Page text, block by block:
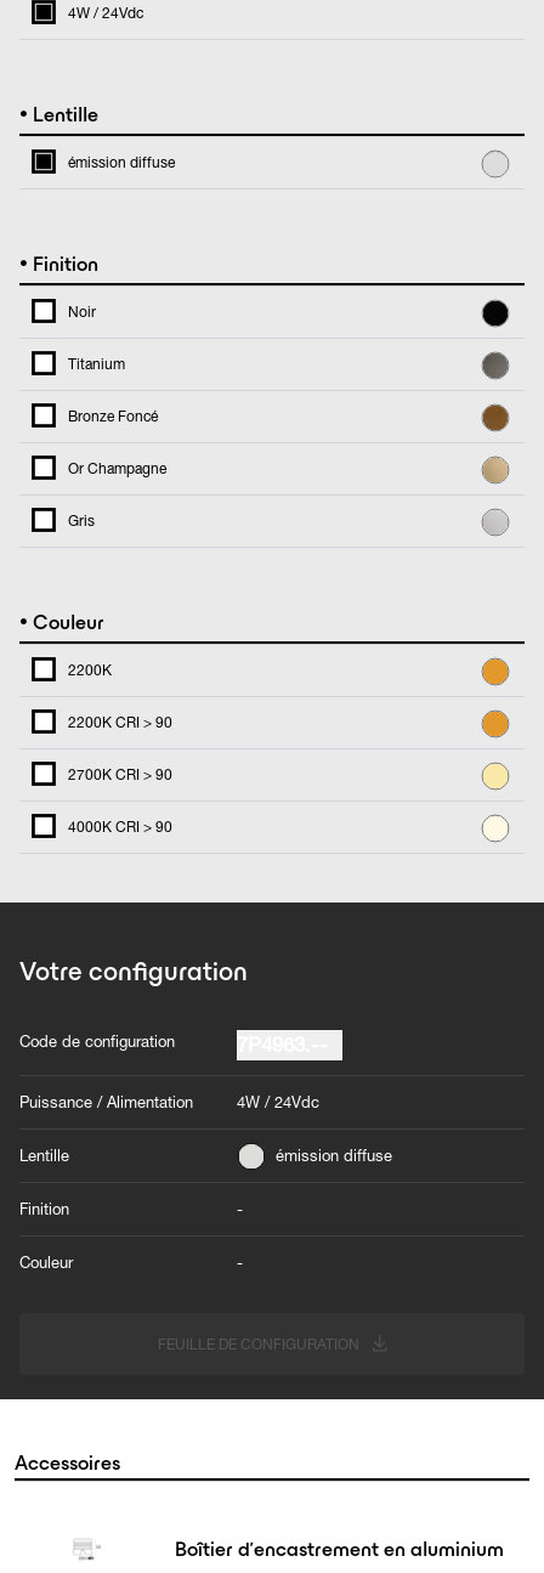
4W / 24Vdc
• Lentille
émission diffuse
• Finition
Noir
Titanium
Bronze Foncé
Or Champagne
Gris
• Couleur
2200K
2200K CRI > 90
2700K CRI > 90
4000K CRI > 90
Votre configuration
Code de configuration
Puissance / Alimentation 4W / 24Vdc
Lentille émission diffuse
Finition -
Couleur -
FEUILLE DE CONFIGURATION
Accessoires
Boîtier d’encastrement en aluminium